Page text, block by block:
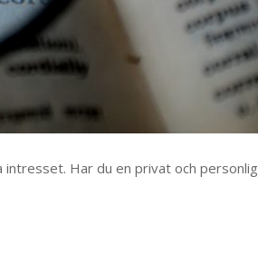
Har du en privat och personlig